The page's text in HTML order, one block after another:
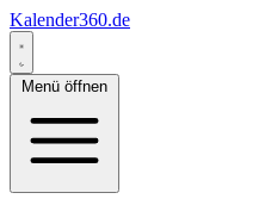
Kalender360.de
Menü öffnen